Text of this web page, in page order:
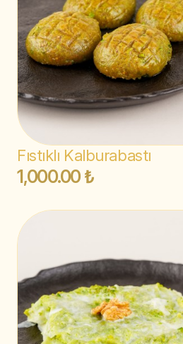
Fıstıklı Kalburabastı
1,000.00 ₺